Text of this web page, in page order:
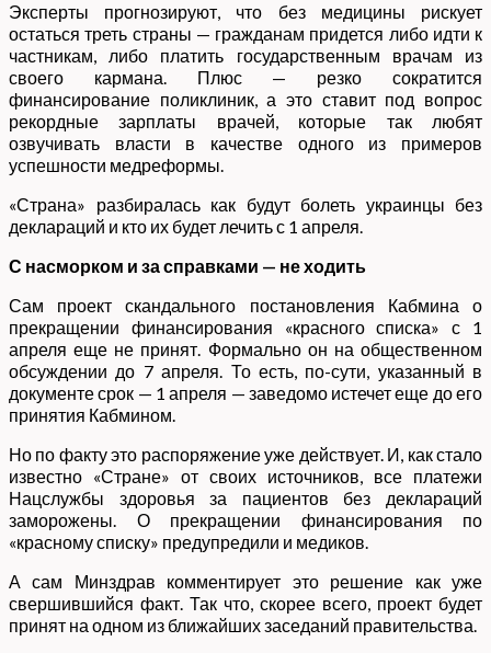
Эксперты прогнозируют, что без медицины рискует
остаться треть страны — гражданам придется либо идти к
частникам, либо платить государственным врачам из
своего кармана. Плюс — резко сократится
финансирование поликлиник, а это ставит под вопрос
рекордные зарплаты врачей, которые так любят
озвучивать власти в качестве одного из примеров
успешности медреформы.
«Страна» разбиралась как будут болеть украинцы без
деклараций и кто их будет лечить с 1 апреля.
С насморком и за справками — не ходить
Сам проект скандального постановления Кабмина о
прекращении финансирования «красного списка» с 1
апреля еще не принят. Формально он на общественном
обсуждении до 7 апреля. То есть, по-сути, указанный в
документе срок — 1 апреля — заведомо истечет еще до его
принятия Кабмином.
Но по факту это распоряжение уже действует. И, как стало
известно «Стране» от своих источников, все платежи
Нацслужбы здоровья за пациентов без деклараций
заморожены. О прекращении финансирования по
«красному списку» предупредили и медиков.
А сам Минздрав комментирует это решение как уже
свершившийся факт. Так что, скорее всего, проект будет
принят на одном из ближайших заседаний правительства.